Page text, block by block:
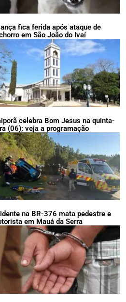
fica ferida após ataque de
em São João do Ivaí
celebra Bom Jesus na quinta-
(06); veja a programação
na BR-376 mata pedestre e
em Mauá da Serra